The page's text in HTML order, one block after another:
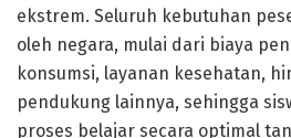
ekstrem. Seluruh kebutuhan
oleh negara, mulai dari biaya
konsumsi, layanan kesehatan,
pendukung lainnya, sehingga
proses belajar secara optimal